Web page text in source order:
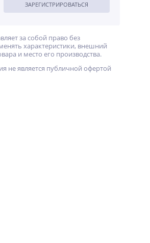
ЗАРЕГИСТРИРОВАТЬСЯ
за собой право без
характеристики, внешний
и место его производства.
не является публичной офертой